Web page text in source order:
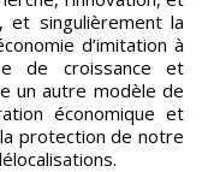
et singulièrement la
d’imitation à
de croissance et
un autre modèle de
économique et
protection de notre